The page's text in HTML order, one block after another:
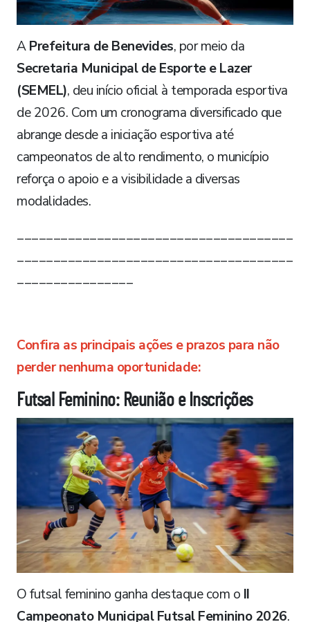
APrefeitura de Benevides, por meio da
Secretaria Municipal de Esporte e Lazer
(SEMEL), deu início oficial à temporada esportiva
de 2026. Com um cronograma diversificado que
abrange desde a iniciação esportiva até
campeonatos de alto rendimento, o município
reforça o apoio e a visibilidade a diversas
modalidades.
______________________________________
______________________________________
________________
Confira as principais ações e prazos para não
perder nenhuma oportunidade:
Futsal Feminino: Reunião e Inscrições
O futsal feminino ganha destaque com o II
Campeonato Municipal Futsal Feminino 2026.